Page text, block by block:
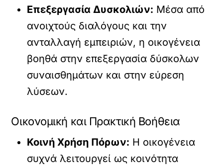
Επεξεργασία Δυσκολιών: Μέσα από
ανοιχτούς διαλόγους και την
ανταλλαγή εμπειριών, η οικογένεια
βοηθά στην επεξεργασία δύσκολων
συναισθημάτων και στην εύρεση
λύσεων.
Οικονομική και Πρακτική Βοήθεια
Κοινή Χρήση Πόρων: Η οικογένεια
συχνά λειτουργεί ως κοινότητα